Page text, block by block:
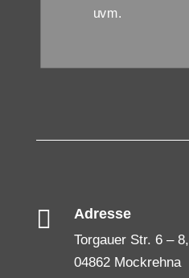
uvm.
 Adresse
Torgauer Str. 6 – 8,
04862 Mockrehna